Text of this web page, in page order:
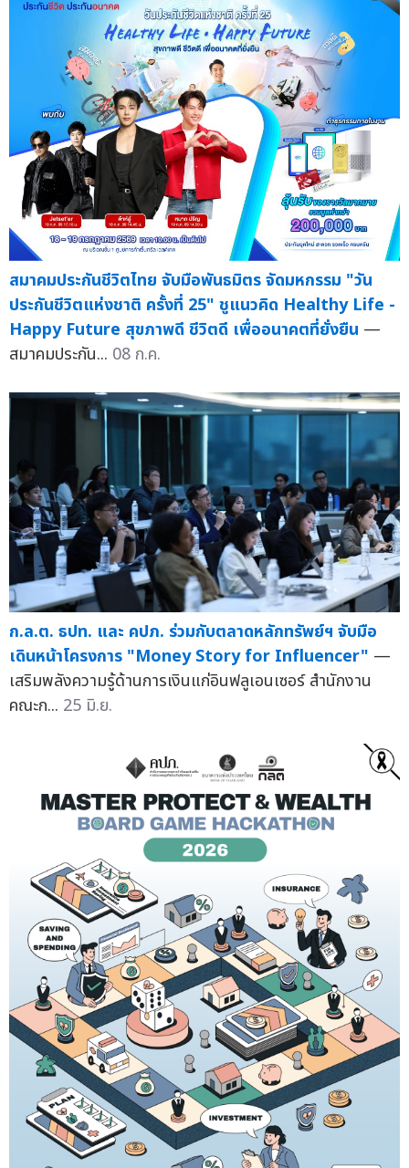
สมาคมประกันชีวิตไทย จับมือพันธมิตร จัดมหกรรม "วัน
ประกันชีวิตแห่งชาติ ครั้งที่ 25" ชูแนวคิด Healthy Life -
Happy Future สุขภาพดี ชีวิตดี เพื่ออนาคตที่ยั่งยืน —
สมาคมประกัน... 08 ก.ค.
ก.ล.ต. ธปท. และ คปภ. ร่วมกับตลาดหลักทรัพย์ฯ จับมือ
เดินหน้าโครงการ "Money Story for Influencer" —
เสริมพลังความรู้ด้านการเงินแก่อินฟลูเอนเซอร์ สำนักงาน
คณะก... 25 มิ.ย.